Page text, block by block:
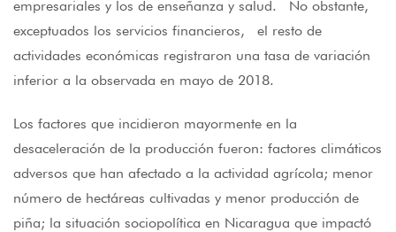
empresariales y los de enseñanza y salud. No obstante,
exceptuados los servicios financieros, el resto de
actividades económicas registraron una tasa de variación
inferior a la observada en mayo de 2018.
Los factores que incidieron mayormente en la
desaceleración de la producción fueron: factores climáticos
adversos que han afectado a la actividad agrícola; menor
número de hectáreas cultivadas y menor producción de
piña; la situación sociopolítica en Nicaragua que impactó